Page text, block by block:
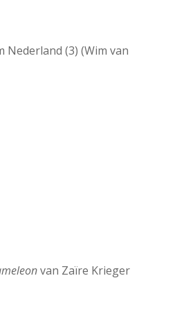
Nederland (3) (Wim van
van Zaïre Krieger